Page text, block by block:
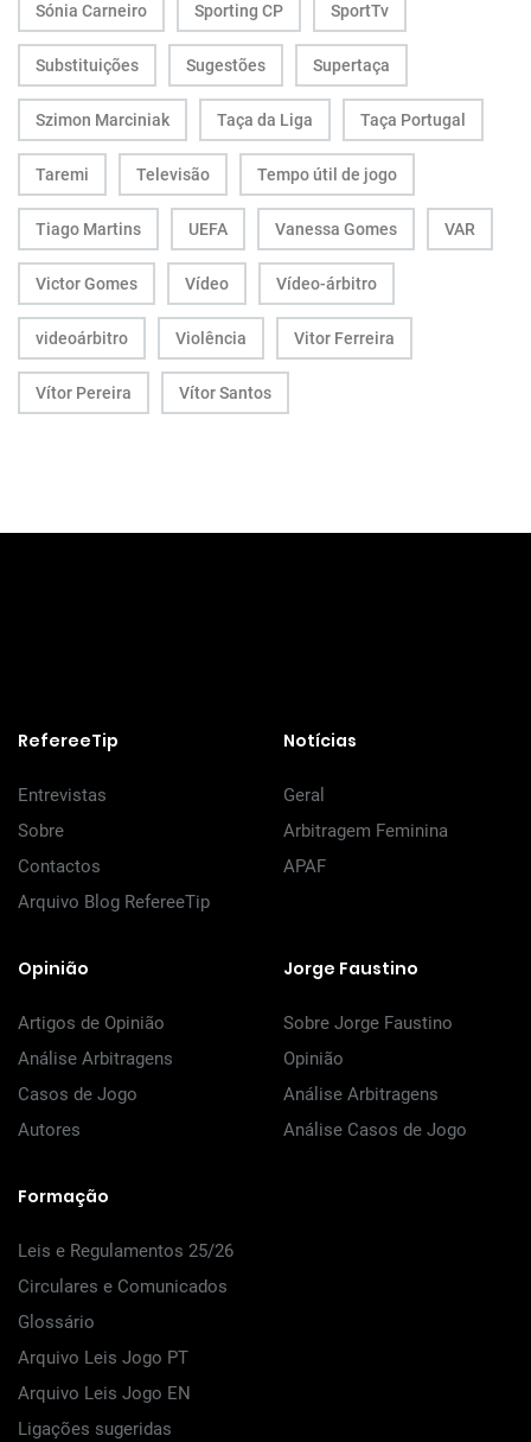
Sónia Carneiro Sporting CP SportTv
Substituições Sugestões Supertaça
Szimon Marciniak Taça da Liga Taça Portugal
Taremi Televisão Tempo útil de jogo
Tiago Martins UEFA Vanessa Gomes VAR
Victor Gomes Vídeo Vídeo-árbitro
videoárbitro Violência Vitor Ferreira
Vítor Pereira Vítor Santos
RefereeTip
Entrevistas
Sobre
Contactos
Arquivo Blog RefereeTip
Notícias
Geral
Arbitragem Feminina
APAF
Opinião
Artigos de Opinião
Análise Arbitragens
Casos de Jogo
Autores
Jorge Faustino
Sobre Jorge Faustino
Opinião
Análise Arbitragens
Análise Casos de Jogo
Formação
Leis e Regulamentos 25/26
Circulares e Comunicados
Glossário
Arquivo Leis Jogo PT
Arquivo Leis Jogo EN
Ligações sugeridas